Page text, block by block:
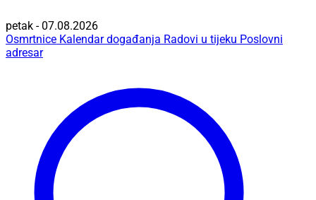
petak - 07.08.2026
Osmrtnice Kalendar događanja Radovi u tijeku Poslovni
adresar